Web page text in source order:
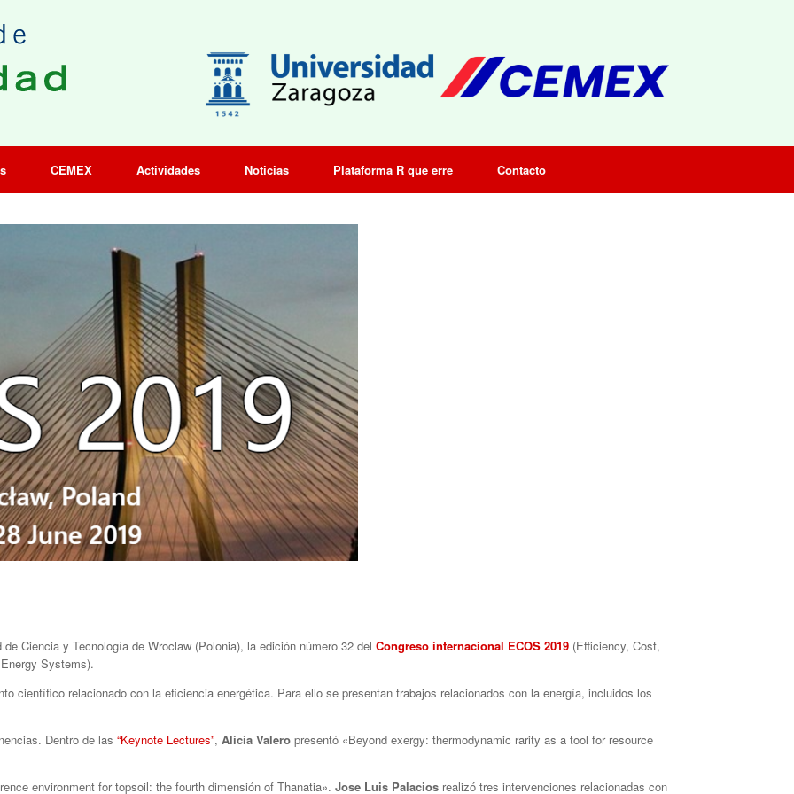
CEMEX Actividades Noticias Plataforma R que erre Contacto
Ciencia y Tecnología de Wroclaw (Polonia), la edición número 32 del Congreso internacional ECOS 2019 (Efficiency, Cost,
Systems).
científico relacionado con la eficiencia energética. Para ello se presentan trabajos relacionados con la energía, incluidos los
Dentro de las “Keynote Lectures”, Alicia Valero presentó «Beyond exergy: thermodynamic rarity as a tool for resource
environment for topsoil: the fourth dimensión of Thanatia». Jose Luis Palacios realizó tres intervenciones relacionadas con